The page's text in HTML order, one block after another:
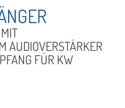
AUDIOVERSTÄRKER
FÜR KW